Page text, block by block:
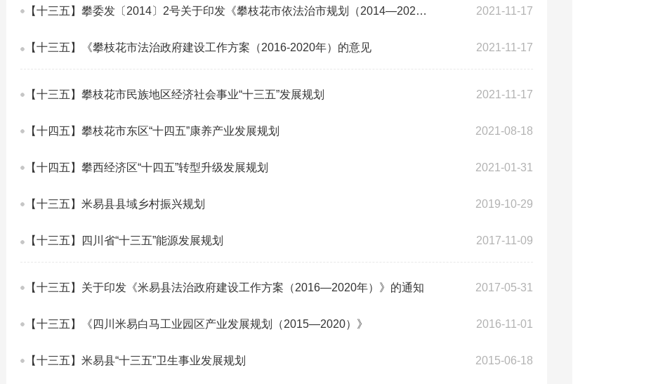
【十三五】攀委发〔2014〕2号关于印发《攀枝花市依法治市规划（2014—2020年）... 2021-11-17
【十三五】《攀枝花市法治政府建设工作方案（2016-2020年）的意见 2021-11-17
【十三五】攀枝花市民族地区经济社会事业“十三五”发展规划 2021-11-17
【十四五】攀枝花市东区“十四五”康养产业发展规划 2021-08-18
【十四五】攀西经济区“十四五”转型升级发展规划 2021-01-31
【十三五】米易县县域乡村振兴规划 2019-10-29
【十三五】四川省“十三五”能源发展规划 2017-11-09
【十三五】关于印发《米易县法治政府建设工作方案（2016—2020年）》的通知 2017-05-31
【十三五】《四川米易白马工业园区产业发展规划（2015—2020）》 2016-11-01
【十三五】米易县“十三五”卫生事业发展规划 2015-06-18